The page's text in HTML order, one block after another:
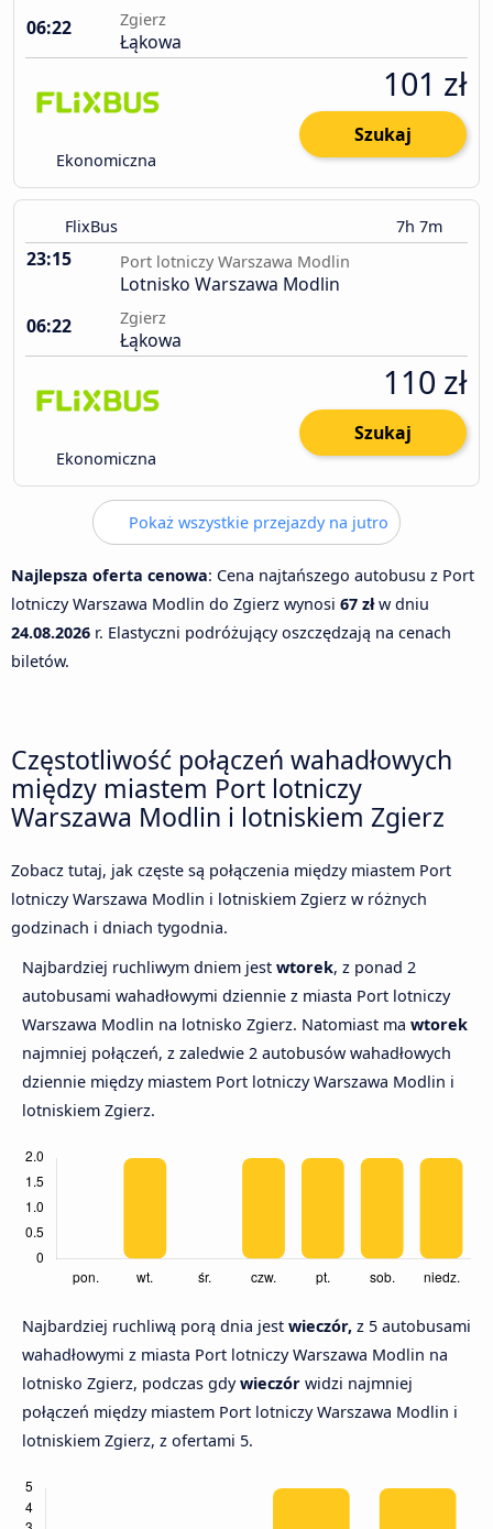
06:22
Zgierz
Łąkowa
Ekonomiczna
101 zł
Szukaj
FlixBus 7h 7m
23:15 Port lotniczy Warszawa Modlin
Lotnisko Warszawa Modlin
06:22
Zgierz
Łąkowa
Ekonomiczna
110 zł
Szukaj
Pokaż wszystkie przejazdy na jutro
Najlepsza oferta cenowa: Cena najtańszego autobusu z Port
lotniczy Warszawa Modlin do Zgierz wynosi 67 złw dniu
24.08.2026 r. Elastyczni podróżujący oszczędzają na cenach
biletów.
Częstotliwość połączeń wahadłowych
między miastem Port lotniczy
Warszawa Modlin i lotniskiem Zgierz
Zobacz tutaj, jak częste są połączenia między miastem Port
lotniczy Warszawa Modlin i lotniskiem Zgierz w różnych
godzinach i dniach tygodnia.
Najbardziej ruchliwym dniem jest wtorek, z ponad 2
autobusami wahadłowymi dziennie z miasta Port lotniczy
Warszawa Modlin na lotnisko Zgierz. Natomiast ma wtorek
najmniej połączeń, z zaledwie 2 autobusów wahadłowych
dziennie między miastem Port lotniczy Warszawa Modlin i
lotniskiem Zgierz.
Najbardziej ruchliwą porą dnia jest wieczór, z 5 autobusami
wahadłowymi z miasta Port lotniczy Warszawa Modlin na
lotnisko Zgierz, podczas gdywieczór widzi najmniej
połączeń między miastem Port lotniczy Warszawa Modlin i
lotniskiem Zgierz, z ofertami 5.